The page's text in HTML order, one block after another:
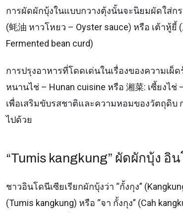
การผัดผักบุ้งในแบบกวางตุ้งนั้นจะนิยมผัดใส่ก
(蚝油 หาวโหยว – Oyster sauce) หรือ เต้าหู้ยี้
Fermented bean curd)
การปรุงอาหารที่โดดเด่นในเรื่องของความเผ็
หนานไช่ – Hunan cuisine หรือ 湘菜: เซี้ยงไ
เพื่อเสริมขับรสชาติและความหอมของวัตถุดิ
ไปด้วย
“Tumis kangkung” ผัดผักบุ้ง อิ
ชาวอินโดนีเซียเรียกผักบุ้งว่า “กั้งกุง”
(Tumis kangkung) หรือ “จา กั้งกุง” (Cah